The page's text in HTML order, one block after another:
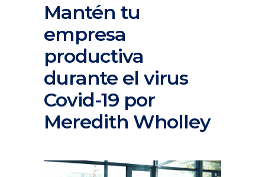
Mantén tu
empresa
productiva
durante el virus
Covid-19 por
Meredith Wholley